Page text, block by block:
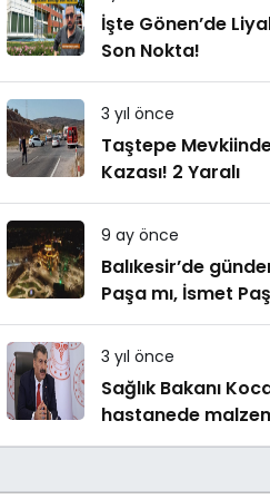
İşte Gönen’de
Son Nokta!
3 yıl önce
Taştepe
Kazası! 2 Yaralı
9 ay önce
Balıkesir’de
Paşa mı, İsmet
3 yıl önce
Sağlık Bakanı
hastanede
bağlı tedavinin